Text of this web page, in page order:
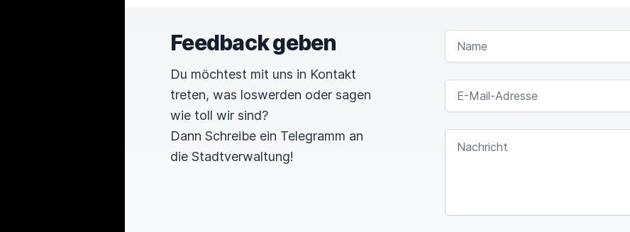
Feedback geben
Du möchtest mit uns in Kontakt
treten, was loswerden oder sagen
wie toll wir sind?
Dann Schreibe ein Telegramm an
die Stadtverwaltung!
NAME
E-MAIL-ADRESSE
NACHRICHT